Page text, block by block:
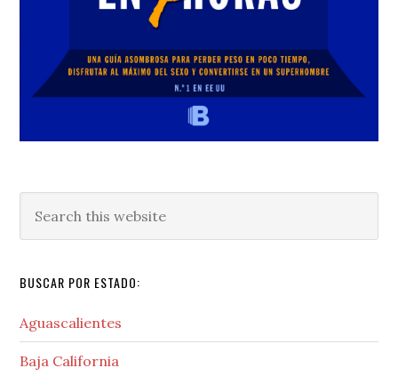
this
BUSCAR POR ESTADO:
Aguascalientes
Baja California